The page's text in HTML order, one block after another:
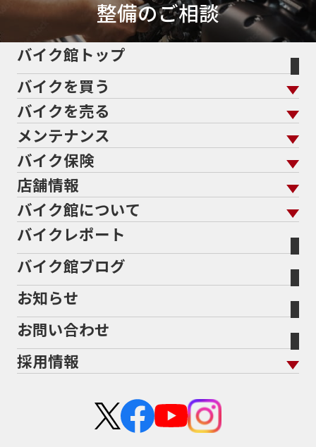
整備のご相談
バイク館トップ
バイクを買う
バイクを買う トップ
バイクを探す
メーカーから探す
色から探す
スタイルから探す
排気量から探す
地域から探す
走行距離から探す
中古車から探す
バイクを売る
バイクを売る トップ
バイク館買取の強み
バイクを高く売るコツ
バイク買取の流れ
全国展開の強み
よくあるご質問
バイク買取強化車両
メーカー別買取相場・
ヤマハ
ホンダ
スズキ
ハーレーダビッドソン
トライアンフ
アプリリア
KTM
モトグッツイ
MVアグスタ
メンテナンス
メンテナンス トップ
バイク点検
バイク車検
Bikeep
プロテクションフィルム
バイク保険
バイク保険 トップ
自賠責保険
任意保険
バイク保険無料見積り（現在未加入の方）
バイク保険無料見積り（他社でご加入の方）
盗難保険
店舗情報
店舗情報 トップ
北海道
宮城
福島
茨城
栃木
兵庫
バイク館について
バイク館について トップ
バイク館が選ばれる理由
会社概要
沿革
二輪公正取引協議会加盟店
バイクレポート
バイク館ブログ
お知らせ
お問い合わせ
採用情報
中途採用・アルバイト